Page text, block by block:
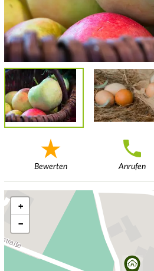
Bewerten Anrufen
+
−